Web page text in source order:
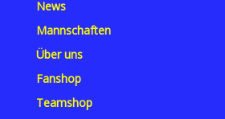
News
Mannschaften
Über uns
Fanshop
Teamshop